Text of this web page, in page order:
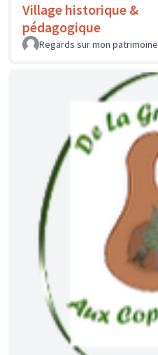
Village historique &
pédagogique
Regards sur mon patrimoine